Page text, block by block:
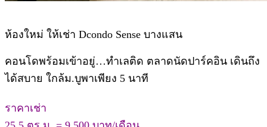
ห้องใหม่ ให้เช่า Dcondo Sense บางแสน
คอนโดพร้อมเข้าอยู่…ทำเลติด ตลาดนัดปาร์คอิน เดินถึง
ได้สบาย ใกล้ม.บูพาเพียง 5 นาที
ราคาเช่า